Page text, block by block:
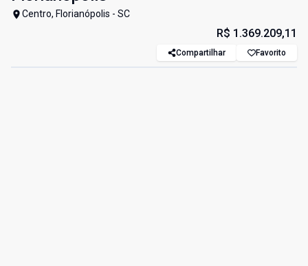
Centro, Florianópolis - SC
R$ 1.369.209,11
Compartilhar Favorito